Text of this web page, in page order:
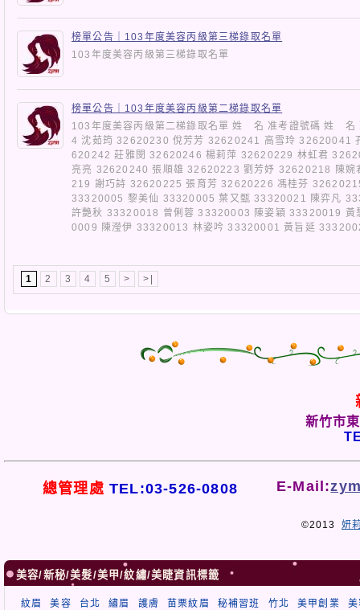
榜單公告｜103年度美容丙級第三梯錄取名單
103年度美容丙級第三梯錄取名單
榜單公告｜103年度美容丙級第二梯錄取名單
103年度美容丙級第二梯錄取名單 姓 名 准考證號碼 姓
4 沈茹筠 32620230 侻芳芳 32620241 高雪玲 32620041
620242 莊雅閔 32620246 楊莉萍 32620229 林虹君
亮亮 32620240 張順雄 32620223 劉芳妤 32620218 陳
219 謝巧詩 32620225 張育芳 32620226 馮桂芬
33320005 黎美仙 33320005 葉又甄 33320021 陳弈凡
許艷秋 33320018 曾俐蓉 33320003 陳姿穎 33320019
0009 陳瀅伊 33320013 林姿吟 33320001 黃旨延
1 2 3 4 5 > >|
新竹市
總管理處 TEL:03-526-0808 E-Mail:
©2013 妍
美容/新秘/美髮/美甲/紋繡/美睫資訊標籤
紋眉 美容 台北 繡眉 護膚 苗栗紋眉 秘補習班 竹北 美甲創業